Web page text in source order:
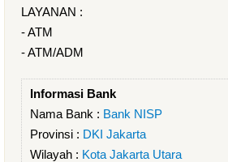
LAYANAN :
- ATM
- ATM/ADM
Informasi Bank
Nama Bank : Bank NISP
Provinsi : DKI Jakarta
Wilayah : Kota Jakarta Utara